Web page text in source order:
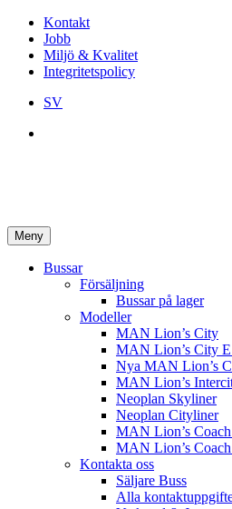
Kontakt
Jobb
Miljö & Kvalitet
Integritetspolicy
SV
Meny
Bussar
Försäljning
Bussar på lager
Modeller
MAN Lion’s City
MAN Lion’s City E
Nya MAN Lion’s
MAN Lion’s
Neoplan Skyliner
Neoplan Cityliner
MAN Lion’s
MAN Lion’s
Kontakta oss
Säljare Buss
Alla